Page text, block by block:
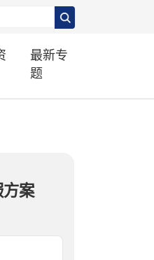
最新专
题
方案